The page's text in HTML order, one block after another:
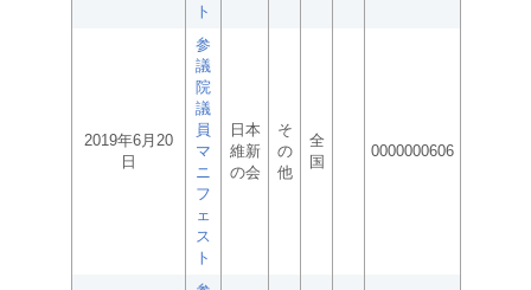
ト
2019年6月20
日
参
議
院
議
員
マ
ニ
フ
ェ
ス
ト
日本
維新
の会
そ
の
他
全
国
0000000606